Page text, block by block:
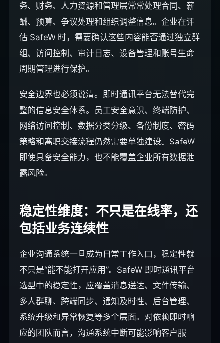
务、财务、人力资源和管理层常常处理合同、薪
酬、预算、争议处理和组织调整信息。企业在评
估 SafeW 时，需要确认这些内容能否通过独立群
组、访问控制、审计日志、设备管理和账号生命
周期管理进行保护。
安全边界也必须说清。即时通讯平台无法替代完
整的信息安全体系。员工安全意识、终端防护、
网络访问控制、数据分类分级、备份制度、密码
策略和离职交接流程仍然需要单独建设。SafeW
即使具备安全能力，也不能覆盖企业所有数据泄
露风险。
稳定性维度：不只是在线率，还
包括业务连续性
企业沟通系统一旦成为日常工作入口，稳定性就
不只是“能不能打开应用”。SafeW 即时通讯平台
选型中的稳定性，应覆盖消息送达、文件传输、
多人群聊、跨端同步、通知及时性、后台管理、
系统升级和异常恢复等多个层面。对依赖即时响
应的团队而言，沟通系统中断可能影响客户服